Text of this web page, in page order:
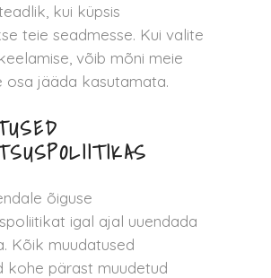
kui küpsis
teie seadmesse. Kui valite
võib mõni meie
osa jääda kasutamata.
õiguse
igal ajal uuendada
Kõik muudatused
kohe pärast muudetud